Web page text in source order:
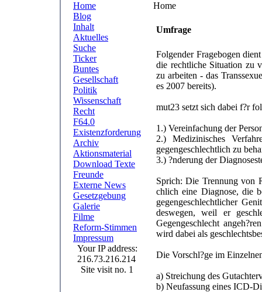
Home
Blog
Inhalt
Aktuelles
Suche
Ticker
Buntes
Gesellschaft
Politik
Wissenschaft
Recht
F64.0
Existenzforderung
Archiv
Aktionsmaterial
Download Texte
Freunde
Externe News
Gesetzgebung
Galerie
Filme
Reform-Stimmen
Impressum
Your IP address:
216.73.216.214
Site visit no. 1
Home
Umfrage
Folgender Fragebogen
die rechtliche Situation zu
zu arbeiten - das
es 2007 bereits).
mut23 setzt sich dabei f?r
1.) Vereinfachung der
2.) Medizinisches
gegengeschlechtlich zu
3.) ?nderung der
Sprich: Die Trennung von
chlich eine Diagnose, die
gegengeschlechtlicher
deswegen, weil er
Gegengeschlecht
wird dabei als
Die Vorschl?ge im
a) Streichung des
b) Neufassung eines ICD-